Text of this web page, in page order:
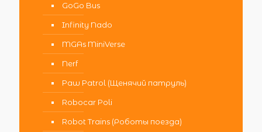
GoGo Bus
Infinity Nado
MGAs MiniVerse
Nerf
Paw Patrol (Щенячий патруль)
Robocar Poli
Robot Trains (Роботы поезда)